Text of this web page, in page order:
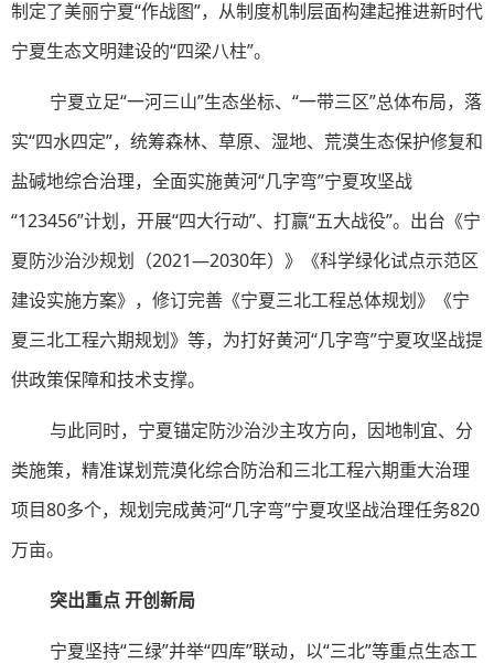
制定了美丽宁夏“作战图”，从制度机制层面构建起推进新时代
宁夏生态文明建设的“四梁八柱”。
宁夏立足“一河三山”生态坐标、“一带三区”总体布局，落
实“四水四定”，统筹森林、草原、湿地、荒漠生态保护修复和
盐碱地综合治理，全面实施黄河“几字弯”宁夏攻坚战
“123456”计划，开展“四大行动”、打赢“五大战役”。出台《宁
夏防沙治沙规划（2021—2030年）》《科学绿化试点示范区
建设实施方案》，修订完善《宁夏三北工程总体规划》《宁
夏三北工程六期规划》等，为打好黄河“几字弯”宁夏攻坚战提
供政策保障和技术支撑。
与此同时，宁夏锚定防沙治沙主攻方向，因地制宜、分
类施策，精准谋划荒漠化综合防治和三北工程六期重大治理
项目80多个，规划完成黄河“几字弯”宁夏攻坚战治理任务820
万亩。
突出重点 开创新局
宁夏坚持“三绿”并举“四库”联动，以“三北”等重点生态工